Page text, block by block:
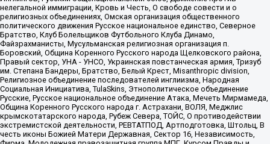
нелегальной иммиграции, Кровь и Честь, О свободе совести и о
религиозных объединениях, Омская организация общественного
политического движения Русское национальное единство, Северное
Братство, Клуб Болельщиков Футбольного Клуба Динамо,
Файзрахманисты, Мусульманская религиозная организация п.
Боровский, Община Коренного Русского народа Щелковского района,
Правый сектор, УНА - УНСО, Украинская повстанческая армия, Тризуб
им. Степана Бандеры, Братство, Белый Крест, Misanthropic division,
Религиозное объединение последователей инглиизма, Народная
Социальная Инициатива, TulaSkins, Этнополитическое объединение
Русские, Русское национальное объединение Атака, Мечеть Мирмамеда,
Община Коренного Русского народа г. Астрахани, ВОЛЯ, Меджлис
крымскотатарского народа, Рубеж Севера, ТОЙС, О противодействии
экстремистской деятельности, РЕВТАТПОД, Артподготовка, Штольц, В
честь иконы Божией Матери Державная, Сектор 16, Независимость,